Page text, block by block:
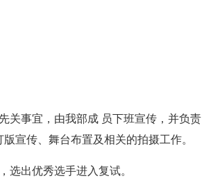
关事宜，由我部成 员下班宣传，并负责
宣传、舞台布置及相关的拍摄工作。
选出优秀选手进入复试。